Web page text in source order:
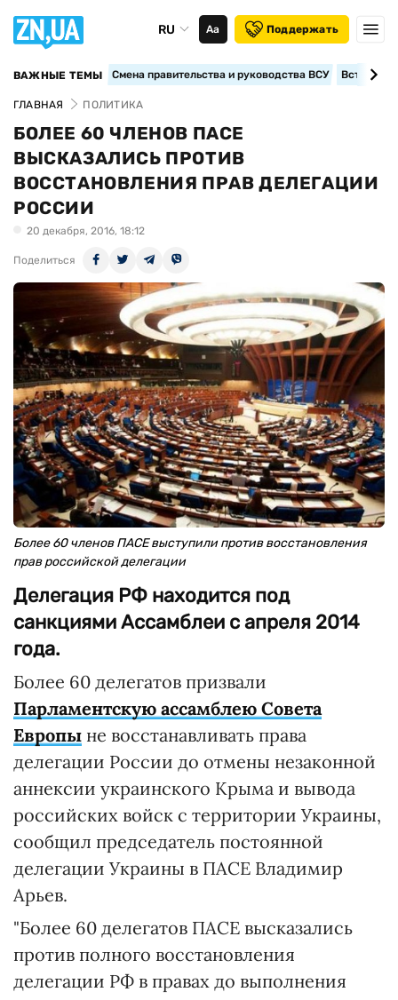
RU Аа Поддержать
ВАЖНЫЕ ТЕМЫ Смена правительства и руководства ВСУ
ГЛАВНАЯ ПОЛИТИКА
БОЛЕЕ 60 ЧЛЕНОВ ПАСЕ
ВЫСКАЗАЛИСЬ ПРОТИВ
ВОССТАНОВЛЕНИЯ ПРАВ ДЕЛЕГАЦИИ
РОССИИ
20 декабря, 2016, 18:12
Поделиться
Более 60 членов ПАСЕ выступили против восстановления
прав российской делегации
Делегация РФ находится под
санкциями Ассамблеи с апреля 2014
года.
Более 60 делегатов призвали
Парламентскую ассамблею Совета
Европы не восстанавливать права
делегации России до отмены незаконной
аннексии украинского Крыма и вывода
российских войск с территории Украины,
сообщил председатель постоянной
делегации Украины в ПАСЕ Владимир
Арьев.
"Более 60 делегатов ПАСЕ высказались
против полного восстановления
делегации РФ в правах до выполнения